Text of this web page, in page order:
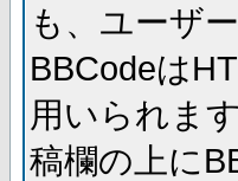
も、ユーザ
BBCodeは
用いられま
稿欄の上に